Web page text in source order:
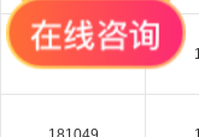
181050